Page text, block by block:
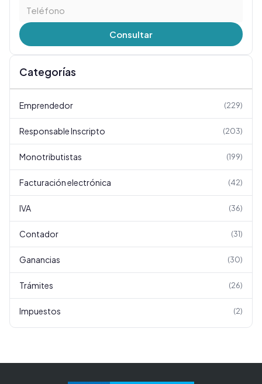
Consultar
Categorías
Emprendedor (229)
Responsable Inscripto (203)
Monotributistas (199)
Facturación electrónica (42)
IVA (36)
Contador (31)
Ganancias (30)
Trámites (26)
Impuestos (2)